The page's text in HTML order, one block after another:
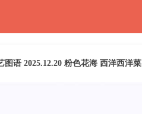
图语 2025.12.20 粉色花海 西洋西洋菜